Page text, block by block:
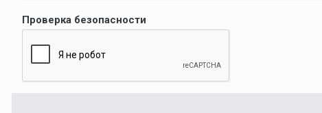
Проверка безопасности